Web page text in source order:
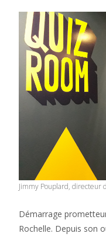
Jimmy Pouplard, directeur
Démarrage
Rochelle. Depuis son